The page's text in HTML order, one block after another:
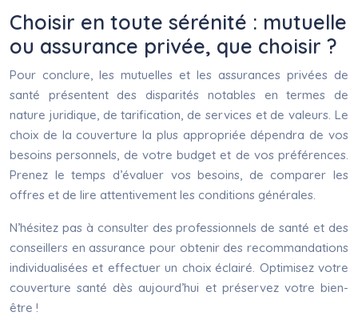
Choisir en toute sérénité : mutuelle
ou assurance privée, que choisir ?
Pour conclure, les mutuelles et les assurances privées de
santé présentent des disparités notables en termes de
nature juridique, de tarification, de services et de valeurs. Le
choix de la couverture la plus appropriée dépendra de vos
besoins personnels, de votre budget et de vos préférences.
Prenez le temps d’évaluer vos besoins, de comparer les
offres et de lire attentivement les conditions générales.
N’hésitez pas à consulter des professionnels de santé et des
conseillers en assurance pour obtenir des recommandations
individualisées et effectuer un choix éclairé. Optimisez votre
couverture santé dès aujourd’hui et préservez votre bien-
être !